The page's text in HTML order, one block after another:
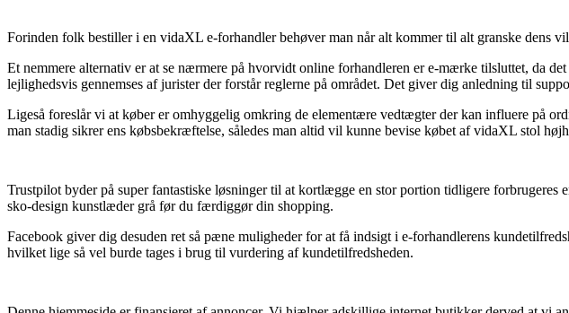
Forinden folk bestiller i en vidaXL e-forhandler behøver man når alt kommer til alt granske dens
Et nemmere alternativ er at se nærmere på hvorvidt online forhandleren er e-mærke tilsluttet, da
lejlighedsvis gennemses af jurister der forstår reglerne på området. Det giver dig anledning til
Ligeså foreslår vi at køber er omhyggelig omkring de elementære vedtægter der kan influere på
man stadig sikrer ens købsbekræftelse, således man altid vil kunne bevise købet af vidaXL stol
Trustpilot byder på super fantastiske løsninger til at kortlægge en stor portion tidligere
sko-design kunstlæder grå før du færdiggør din shopping.
Facebook giver dig desuden ret så pæne muligheder for at få indsigt i e-forhandlerens
hvilket lige så vel burde tages i brug til vurdering af kundetilfredsheden.